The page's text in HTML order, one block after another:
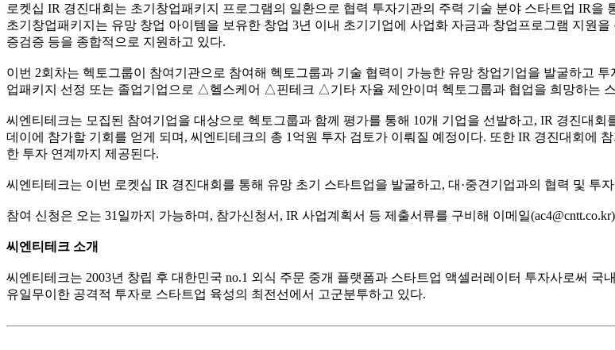
로켓십 IR 경진대회는 초기창업패키지 프로그램의 일환으로 협력 투자기관의 주력 기술 분야 스타트업 IR
초기창업패키지는 유망 창업 아이템을 보유한 창업 3년 이내 초기기업에 사업화 자금과 창업프로그램 지
증검증 등을 종합적으로 지원하고 있다.
이번 2회차는 헥토그룹이 참여기관으로 참여해 헥토그룹과 기술 협력이 가능한 유망 창업기업을 발굴하고
업패키지 선정 또는 졸업기업으로 △헬스케어 △핀테크 △기타 자율 제안이며 헥토그룹과 협업을 희망하는
씨엔티테크는 모집된 참여기업을 대상으로 헥토그룹과 함께 평가를 통해 10개 기업을 선발하고, IR 경진대
데이에 참가할 기회를 얻게 되며, 씨엔티테크의 총 1억원 투자 검토가 이뤄질 예정이다. 또한 IR 경진대회에
한 투자 연계까지 제공된다.
씨엔티테크는 이번 로켓십 IR 경진대회를 통해 유망 초기 스타트업을 발굴하고, 대·중견기업과의 협력 및 투
참여 신청은 오는 31일까지 가능하며, 참가신청서, IR 사업계획서 등 제출서류를 구비해 이메일
씨엔티테크 소개
씨엔티테크는 2003년 창립 후 대한민국 no.1 외식 주문 중개 플랫폼과 스타트업 액셀러레이터 투자사로써 국
유일무이한 공격적 투자로 스타트업 육성의 최전선에서 고군분투하고 있다.